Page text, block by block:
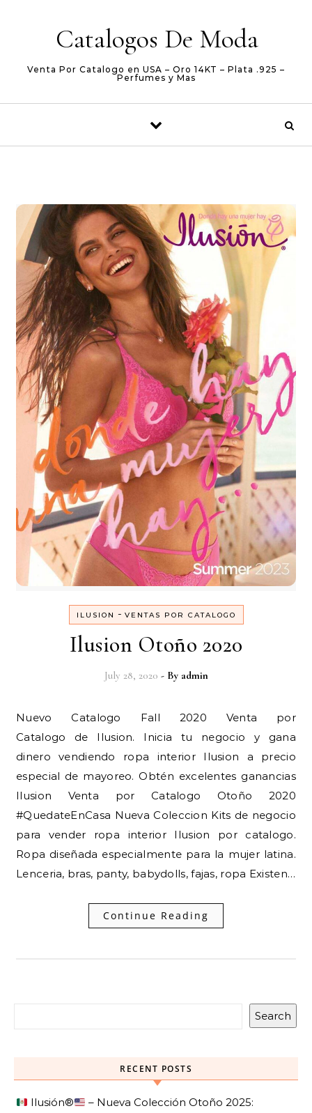
Catalogos De Moda
Venta Por Catalogo en USA – Oro 14KT – Plata .925 –
Perfumes y Mas
ILUSION - VENTAS POR CATALOGO
Ilusion Otoño 2020
July 28, 2020 - By admin
Nuevo Catalogo Fall 2020 Venta por
Catalogo de Ilusion. Inicia tu negocio y gana
dinero vendiendo ropa interior Ilusion a precio
especial de mayoreo. Obtén excelentes ganancias
Ilusion Venta por Catalogo Otoño 2020
#QuedateEnCasa Nueva Coleccion Kits de negocio
para vender ropa interior Ilusion por catalogo.
Ropa diseñada especialmente para la mujer latina.
Lenceria, bras, panty, babydolls, fajas, ropa Existen…
Continue Reading
Search
RECENT POSTS
Ilusión®️
– Nueva Colección Otoño 2025: